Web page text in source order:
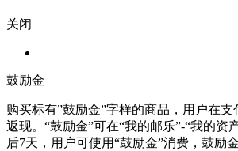
关闭
鼓励金
购买标有”鼓励金”字样的商品，用户在
返现。“鼓励金”可在“我的邮乐”-“我的资
后7天，用户可使用“鼓励金”消费，鼓励